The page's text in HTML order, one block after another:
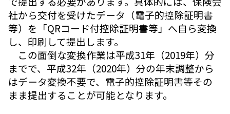
社から交付を受けたデータ（電子的控除証明書
等）を「QRコード付控除証明書等」へ自ら変換
し、印刷して提出します。
この面倒な変換作業は平成31年（2019年）分
までで、平成32年（2020年）分の年末調整から
はデータ変換不要で、電子的控除証明書等その
まま提出することが可能となります。